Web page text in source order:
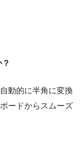
動的に半角に変換
ードからスムーズ